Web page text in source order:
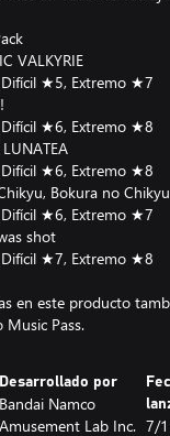
VALKYRIE
★5, Extremo ★7
★6, Extremo ★8
★6, Extremo ★8
Bokura no Chikyu
★6, Extremo ★7
shot
★7, Extremo ★8
en este producto
Music Pass.
Desarrollado por
Bandai Namco
Amusement Lab Inc. 7/